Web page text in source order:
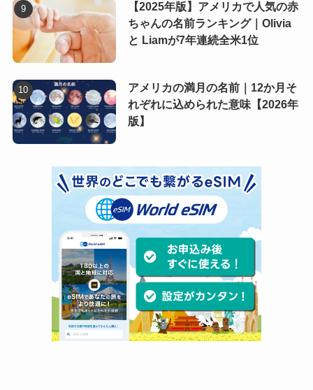
【2025年版】アメリカで人気の赤
ちゃんの名前ランキング｜Olivia
と Liamが7年連続全米1位
アメリカの満月の名前｜12か月そ
れぞれに込められた意味【2026年
版】